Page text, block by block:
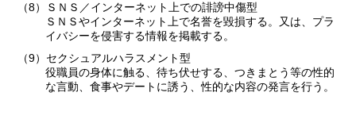
（8）ＳＮＳ／インターネット上での誹謗中傷型
ＳＮＳやインターネット上で名誉を毀損する。又は、プラ
イバシーを侵害する情報を掲載する。
（9）セクシュアルハラスメント型
役職員の身体に触る、待ち伏せする、つきまとう等の性的
な言動、食事やデートに誘う、性的な内容の発言を行う。